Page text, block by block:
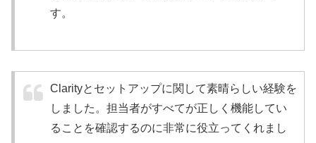
す。
Clarityとセットアップに関して素晴らしい経験を
しました。担当者がすべてが正しく機能してい
ることを確認するのに非常に役立ってくれまし